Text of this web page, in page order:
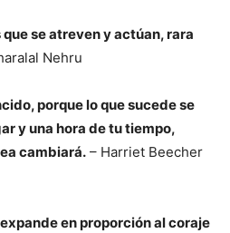
se atreven y actúan, rara
Nehru
porque lo que sucede se
y una hora de tu tiempo,
cambiará. – Harriet Beecher
en proporción al coraje